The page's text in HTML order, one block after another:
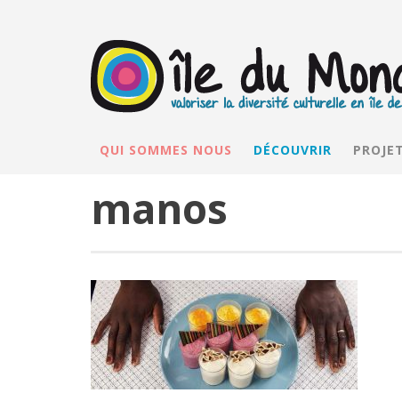
QUI SOMMES NOUS DÉCOUVRIR
manos